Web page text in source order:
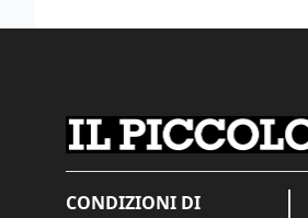
CONDIZIONI DI